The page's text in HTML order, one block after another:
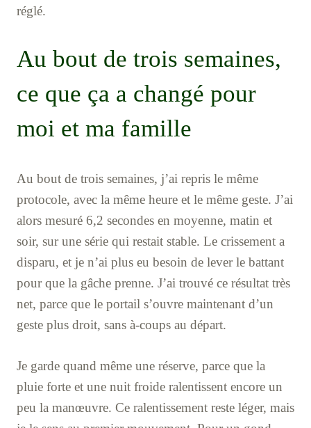
réglé.
Au bout de trois semaines,
ce que ça a changé pour
moi et ma famille
Au bout de trois semaines, j’ai repris le même
protocole, avec la même heure et le même geste. J’ai
alors mesuré 6,2 secondes en moyenne, matin et
soir, sur une série qui restait stable. Le crissement a
disparu, et je n’ai plus eu besoin de lever le battant
pour que la gâche prenne. J’ai trouvé ce résultat très
net, parce que le portail s’ouvre maintenant d’un
geste plus droit, sans à-coups au départ.
Je garde quand même une réserve, parce que la
pluie forte et une nuit froide ralentissent encore un
peu la manœuvre. Ce ralentissement reste léger, mais